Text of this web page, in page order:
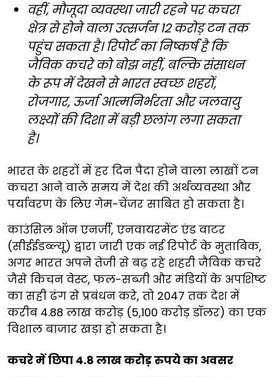
वहीं, मौजूदा व्यवस्था जारी रहने पर कचरा
क्षेत्र से होने वाला उत्सर्जन 12 करोड़ टन तक
पहुंच सकता है। रिपोर्ट का निष्कर्ष है कि
जैविक कचरे को बोझ नहीं, बल्कि संसाधन
के रूप में देखने से भारत स्वच्छ शहरों,
रोजगार, ऊर्जा आत्मनिर्भरता और जलवायु
लक्ष्यों की दिशा में बड़ी छलांग लगा सकता
है।
भारत के शहरों में हर दिन पैदा होने वाला लाखों टन
कचरा आने वाले समय में देश की अर्थव्यवस्था और
पर्यावरण के लिए गेम-चेंजर साबित हो सकता है।
काउंसिल ऑन एनर्जी, एनवायरमेंट एंड वाटर
(सीईईडब्ल्यू) द्वारा जारी एक नई रिपोर्ट के मुताबिक,
अगर भारत अपने तेजी से बढ़ रहे शहरी जैविक कचरे
जैसे किचन वेस्ट, फल-सब्जी और मंडियों के अपशिष्ट
का सही ढंग से प्रबंधन करे, तो 2047 तक देश में
करीब 4.88 लाख करोड़ (5,100 करोड़ डॉलर) का एक
विशाल बाजार खड़ा हो सकता है।
कचरे में छिपा 4.8 लाख करोड़ रुपये का अवसर